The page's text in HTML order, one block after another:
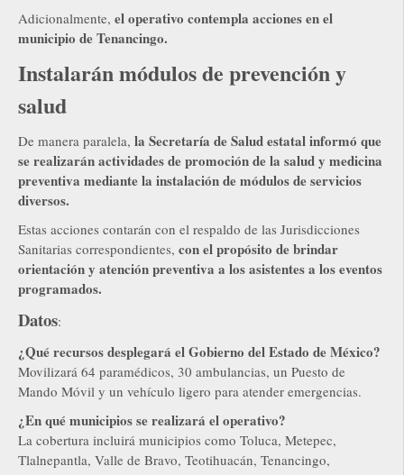
Adicionalmente, el operativo contempla acciones en el
municipio de Tenancingo.
Instalarán módulos de prevención y
salud
De manera paralela, la Secretaría de Salud estatal informó que
se realizarán actividades de promoción de la salud y medicina
preventiva mediante la instalación de módulos de servicios
diversos.
Estas acciones contarán con el respaldo de las Jurisdicciones
Sanitarias correspondientes, con el propósito de brindar
orientación y atención preventiva a los asistentes a los eventos
programados.
Datos:
¿Qué recursos desplegará el Gobierno del Estado de México?
Movilizará 64 paramédicos, 30 ambulancias, un Puesto de
Mando Móvil y un vehículo ligero para atender emergencias.
¿En qué municipios se realizará el operativo?
La cobertura incluirá municipios como Toluca, Metepec,
Tlalnepantla, Valle de Bravo, Teotihuacán, Tenancingo,